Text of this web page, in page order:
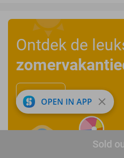
Sold
Ontdek de
Bekijk nu
OPEN IN APP close